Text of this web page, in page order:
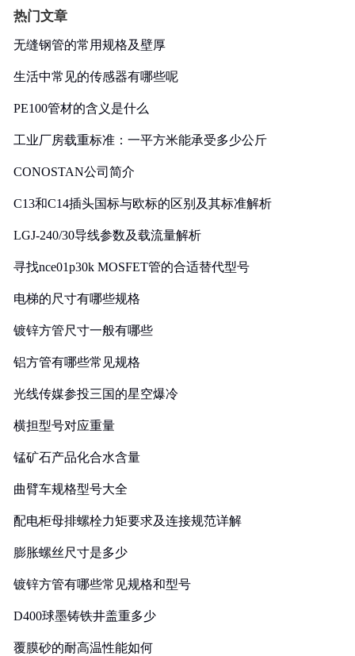
热门文章
无缝钢管的常用规格及壁厚
生活中常见的传感器有哪些呢
PE100管材的含义是什么
工业厂房载重标准：一平方米能承受多少公斤
CONOSTAN公司简介
C13和C14插头国标与欧标的区别及其标准解析
LGJ-240/30导线参数及载流量解析
寻找nce01p30k MOSFET管的合适替代型号
电梯的尺寸有哪些规格
镀锌方管尺寸一般有哪些
铝方管有哪些常见规格
光线传媒参投三国的星空爆冷
横担型号对应重量
锰矿石产品化合水含量
曲臂车规格型号大全
配电柜母排螺栓力矩要求及连接规范详解
膨胀螺丝尺寸是多少
镀锌方管有哪些常见规格和型号
D400球墨铸铁井盖重多少
覆膜砂的耐高温性能如何